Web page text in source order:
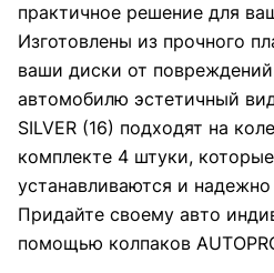
практичное решение для
Изготовлены из прочного
ваши диски от
автомобилю эстетичный
SILVER (16) подходят на
комплекте 4 штуки,
устанавливаются и
Придайте своему авто
помощью колпаков